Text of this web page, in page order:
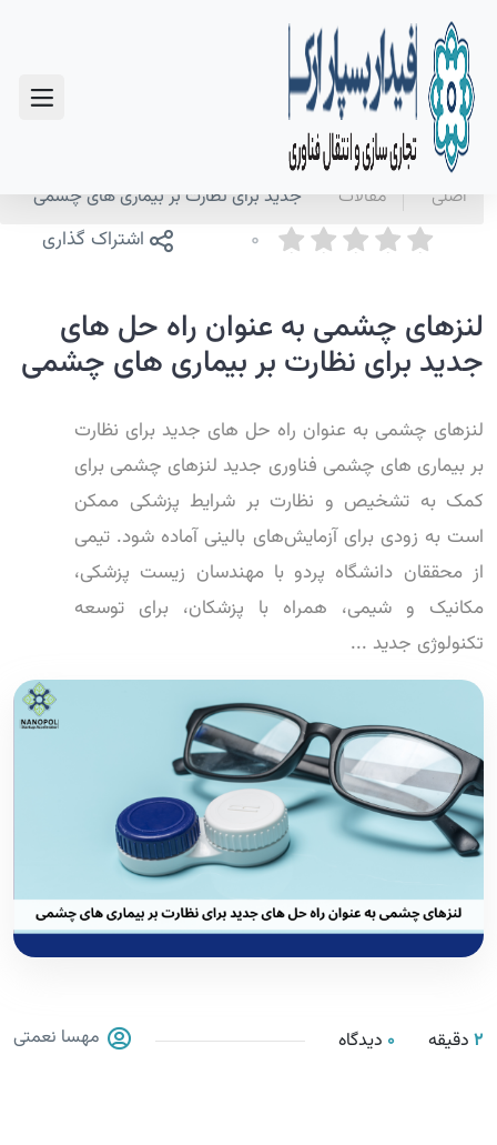
صفحه
اصلی
اخبار و
مقالات
لنزهای چشمی به عنوان راه حل های
جدید برای نظارت بر بیماری های چشمی
0 اشتراک گذاری
لنزهای چشمی به عنوان راه حل های
جدید برای نظارت بر بیماری های چشمی
لنزهای چشمی به عنوان راه حل های جدید برای نظارت
بر بیماری های چشمی فناوری جدید لنزهای چشمی برای
کمک به تشخیص و نظارت بر شرایط پزشکی ممکن
است به زودی برای آزمایش‌های بالینی آماده شود. تیمی
از محققان دانشگاه پردو با مهندسان زیست پزشکی،
مکانیک و شیمی، همراه با پزشکان، برای توسعه
تکنولوژی جدید ...
2 دقیقه 0 دیدگاه مهسا نعمتی